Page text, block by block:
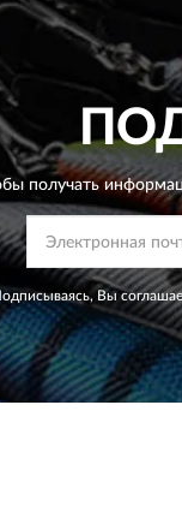
получать
Вы